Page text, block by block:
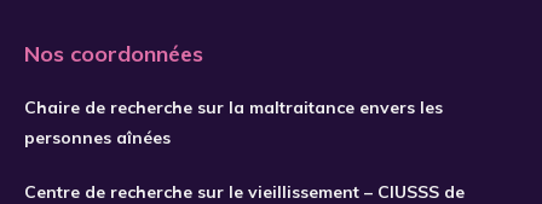
Nos coordonnées
Chaire de recherche sur la maltraitance envers les
personnes aînées
Centre de recherche sur le vieillissement – CIUSSS de